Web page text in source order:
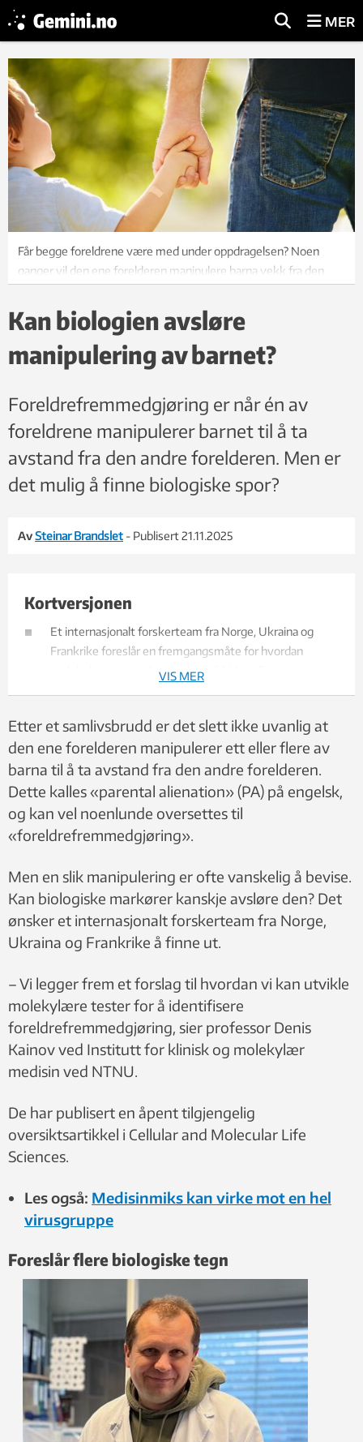
MER
Får begge foreldrene være med under oppdragelsen? Noen
ganger vil den ene forelderen manipulere barna vekk fra den
Kan biologien avsløre
manipulering av barnet?
Foreldrefremmedgjøring er når én av
foreldrene manipulerer barnet til å ta
avstand fra den andre forelderen. Men er
det mulig å finne biologiske spor?
AvSteinar Brandslet - Publisert 21.11.2025
Kortversjonen
Et internasjonalt forskerteam fra Norge, Ukraina og
Frankrike foreslår en fremgangsmåte for hvordan
molekylære tester kan brukes til å identifisere
De mener kronisk stress hos barn som utsettes for slik
manipulasjon kan etterlate biologiske spor som lar seg
måle.
Hypotesen er omstridt, og foreldrefremmedgjøring er
ikke anerkjent i mange land – men forskerne håper
arbeidet vil øke bevisstheten om problemet.
Målet er å utvikle standardiserte protokoller og tester
som senere kan hjelpe leger, psykologer og domstoler
med å beskytte barn i høykonfliktsaker.
Deretter er den gjennomgått av et medlem av redaksjonen.
VIS MER
Etter et samlivsbrudd er det slett ikke uvanlig at
den ene forelderen manipulerer ett eller flere av
barna til å ta avstand fra den andre forelderen.
Dette kalles «parental alienation» (PA) på engelsk,
og kan vel noenlunde oversettes til
«foreldrefremmedgjøring».
Men en slik manipulering er ofte vanskelig å bevise.
Kan biologiske markører kanskje avsløre den? Det
ønsker et internasjonalt forskerteam fra Norge,
Ukraina og Frankrike å finne ut.
– Vi legger frem et forslag til hvordan vi kan utvikle
molekylære tester for å identifisere
foreldrefremmedgjøring, sier professor Denis
Kainov ved Institutt for klinisk og molekylær
medisin ved NTNU.
De har publisert en åpent tilgjengelig
oversiktsartikkel i Cellular and Molecular Life
Sciences.
Les også: Medisinmiks kan virke mot en hel
virusgruppe
Foreslår flere biologiske tegn